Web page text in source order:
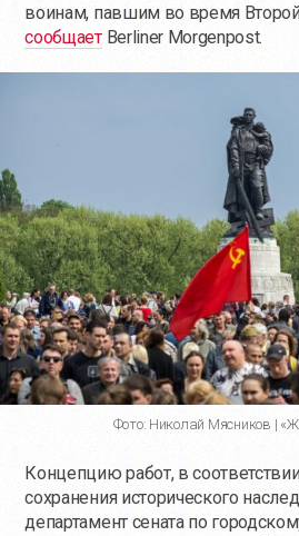
воинам, павшим во время
сообщаетBerliner Morgenpost.
Фото: Николай Мясников |
Концепцию работ, в
сохранения исторического
департамент сената по